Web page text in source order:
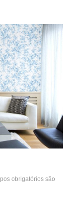
obrigatórios são